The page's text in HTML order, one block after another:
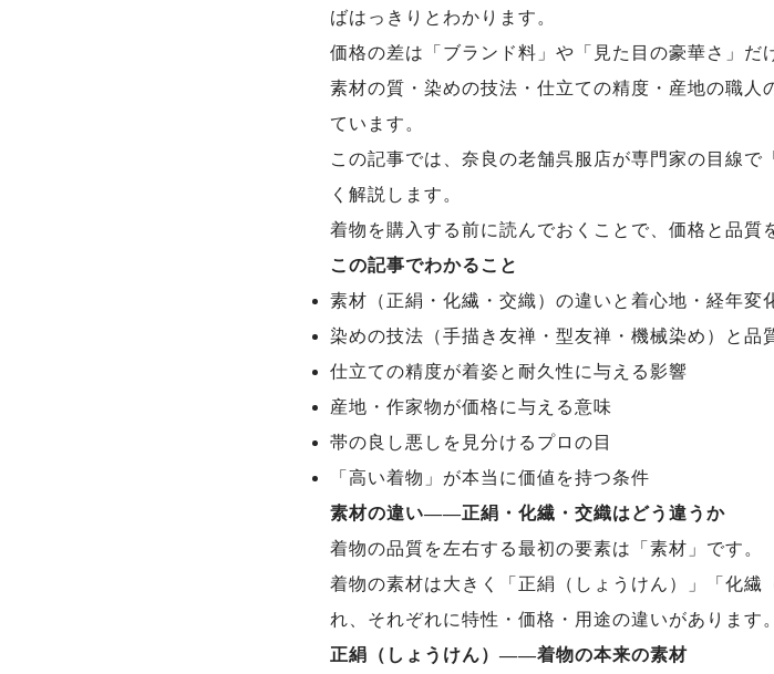
ばはっきりとわかります。
価格の差は「ブランド料」や「見た目の豪華さ」だ
素材の質・染めの技法・仕立ての精度・産地の職
ています。
この記事では、奈良の老舗呉服店が専門家の目線
く解説します。
着物を購入する前に読んでおくことで、価格と品質
この記事でわかること
素材（正絹・化繊・交織）の違いと着心地・経年変
染めの技法（手描き友禅・型友禅・機械染め）と品
仕立ての精度が着姿と耐久性に与える影響
産地・作家物が価格に与える意味
帯の良し悪しを見分けるプロの目
「高い着物」が本当に価値を持つ条件
素材の違い——正絹・化繊・交織はどう違うか
着物の品質を左右する最初の要素は「素材」です。
着物の素材は大きく「正絹（しょうけん）」「化繊
れ、それぞれに特性・価格・用途の違いがあります。
正絹（しょうけん）——着物の本来の素材